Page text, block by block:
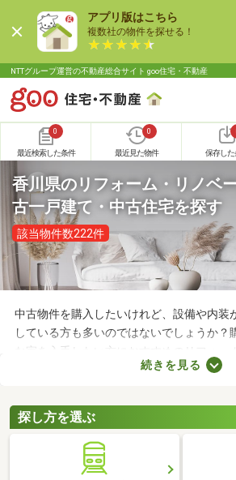
アプリ版はこちら
複数社の物件を探せる！
NTTグループ運営の不動産総合サイト goo住宅・不動産
0
最近検索した条件
0
最近見た物件 保存した
香川県のリフォーム・リノベ
古一戸建て・中古住宅を探す
該当物件数222件
中古物件を購入したいけれど、設備や内装
している方も多いのではないでしょうか？
な家を入手したい方におすすめのリフォー
みの中古一軒家を紹介します。築年数が古
快適に暮らせますよ。
続きを見る
探し方を選ぶ